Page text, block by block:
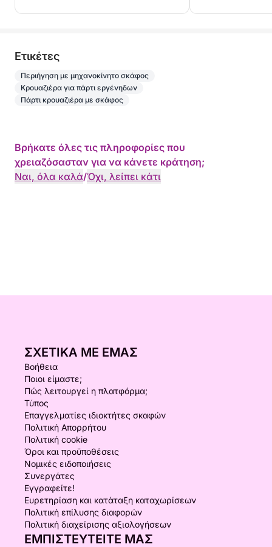
Eτικέτες
Περιήγηση με μηχανοκίνητο σκάφος
Κρουαζιέρα για πάρτι εργένηδων
Πάρτι κρουαζιέρα με σκάφος
Βρήκατε όλες τις πληροφορίες που
χρειαζόσασταν για να κάνετε κράτηση;
Ναι, όλα καλά/Όχι, λείπει κάτι
ΣΧΕΤΙΚΆ ΜΕ ΕΜΆΣ
Βοήθεια
Ποιοι είμαστε;
Πώς λειτουργεί η πλατφόρμα;
Τύπος
Επαγγελματίες ιδιοκτήτες σκαφών
Πολιτική Απορρήτου
Πολιτική cookie
Όροι και προϋποθέσεις
Νομικές ειδοποιήσεις
Συνεργάτες
Εγγραφείτε!
Ευρετηρίαση και κατάταξη καταχωρίσεων
Πολιτική επίλυσης διαφορών
Πολιτική διαχείρισης αξιολογήσεων
ΕΜΠΙΣΤΕΥΤΕΊΤΕ ΜΑΣ